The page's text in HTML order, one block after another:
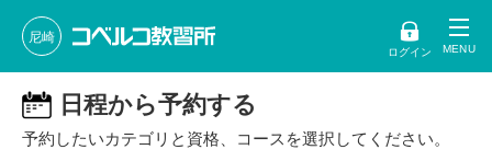
尼崎
ログイン
日程から予約する
予約したいカテゴリと資格、コースを選択してください。